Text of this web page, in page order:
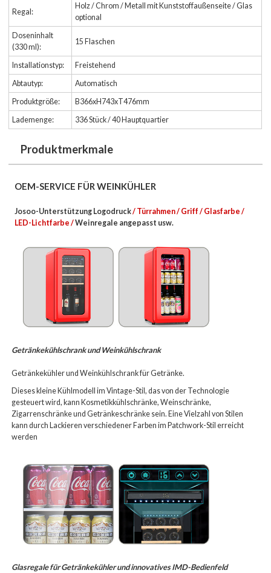
Regal:
Holz / Chrom / Metall mit Kunststoffaußenseite / Glas
optional
Doseninhalt
(330 ml):
15 Flaschen
Installationstyp:
Freistehend
Abtautyp:
Automatisch
Produktgröße:
B366xH743xT476mm
Lademenge:
336 Stück / 40 Hauptquartier
Produktmerkmale
OEM-SERVICE FÜR WEINKÜHLER
Josoo-Unterstützung Logodruck/ Türrahmen / Griff / Glasfarbe /
LED-Lichtfarbe /Weinregale angepasst usw.
Getränkekühlschrank und Weinkühlschrank
Getränkekühler und Weinkühlschrank für Getränke.
Dieses kleine Kühlmodell im Vintage-Stil, das von der Technologie
gesteuert wird, kann Kosmetikkühlschränke, Weinschränke,
Zigarrenschränke und Getränkeschränke sein. Eine Vielzahl von Stilen
kann durch Lackieren verschiedener Farben im Patchwork-Stil erreicht
werden
Glasregale für Getränkekühler und innovatives IMD-Bedienfeld